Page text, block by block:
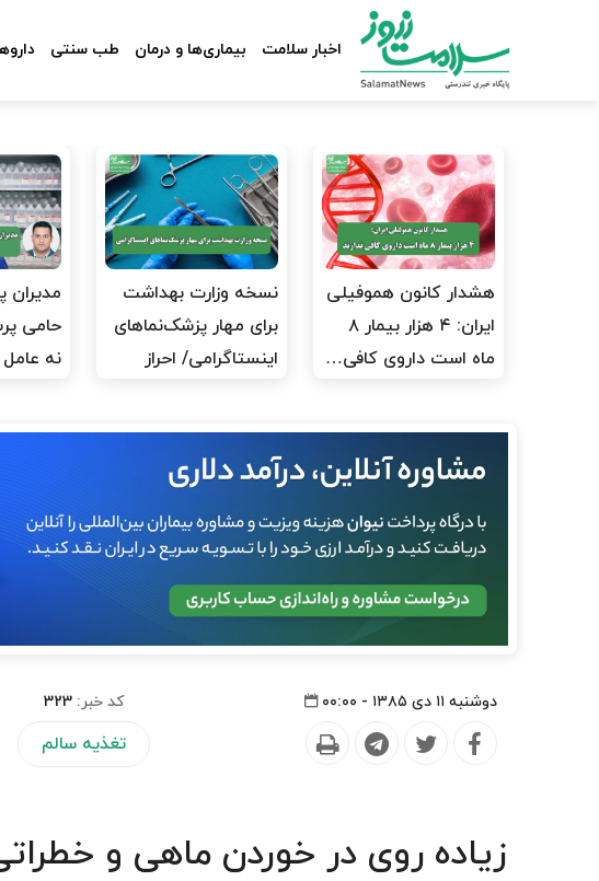
اخبار سلامت بیماری‌ها و درمان طب سنتی
هشدار کانون هموفیلی
ایران: ۴ هزار بیمار ۸
ماه است داروی کافی…
نسخه وزارت بهداشت
برای مهار پزشک‌نماهای
اینستاگرامی/ احراز
مدیران
حامی
نه عامل
دوشنبه ۱۱ دی ۱۳۸۵ - ۰۰:۰۰ کد خبر: 323
تغذیه سالم
زیاده روی در خوردن ماهی و